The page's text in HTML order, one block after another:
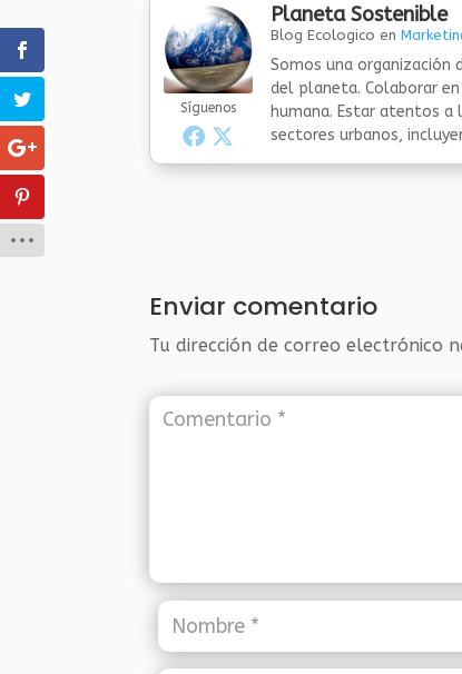
Síguenos
Planeta Sostenible
Blog Ecologico en
Somos una organización
del planeta. Colaborar
humana. Estar atentos a
sectores urbanos,
Enviar comentario
Tu dirección de correo electrónico